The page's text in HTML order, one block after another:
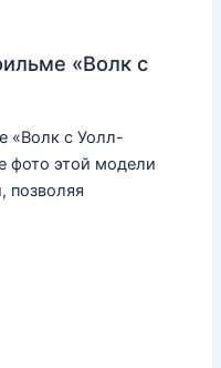
«Волк с
«Волк с Уолл-
фото этой модели
позволяя